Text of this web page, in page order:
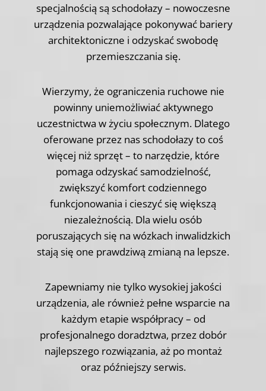
specjalnością są schodołazy – nowoczesne
urządzenia pozwalające pokonywać bariery
architektoniczne i odzyskać swobodę
przemieszczania się.
Wierzymy, że ograniczenia ruchowe nie
powinny uniemożliwiać aktywnego
uczestnictwa w życiu społecznym. Dlatego
oferowane przez nas schodołazy to coś
więcej niż sprzęt – to narzędzie, które
pomaga odzyskać samodzielność,
zwiększyć komfort codziennego
funkcjonowania i cieszyć się większą
niezależnością. Dla wielu osób
poruszających się na wózkach inwalidzkich
stają się one prawdziwą zmianą na lepsze.
Zapewniamy nie tylko wysokiej jakości
urządzenia, ale również pełne wsparcie na
każdym etapie współpracy – od
profesjonalnego doradztwa, przez dobór
najlepszego rozwiązania, aż po montaż
oraz późniejszy serwis.